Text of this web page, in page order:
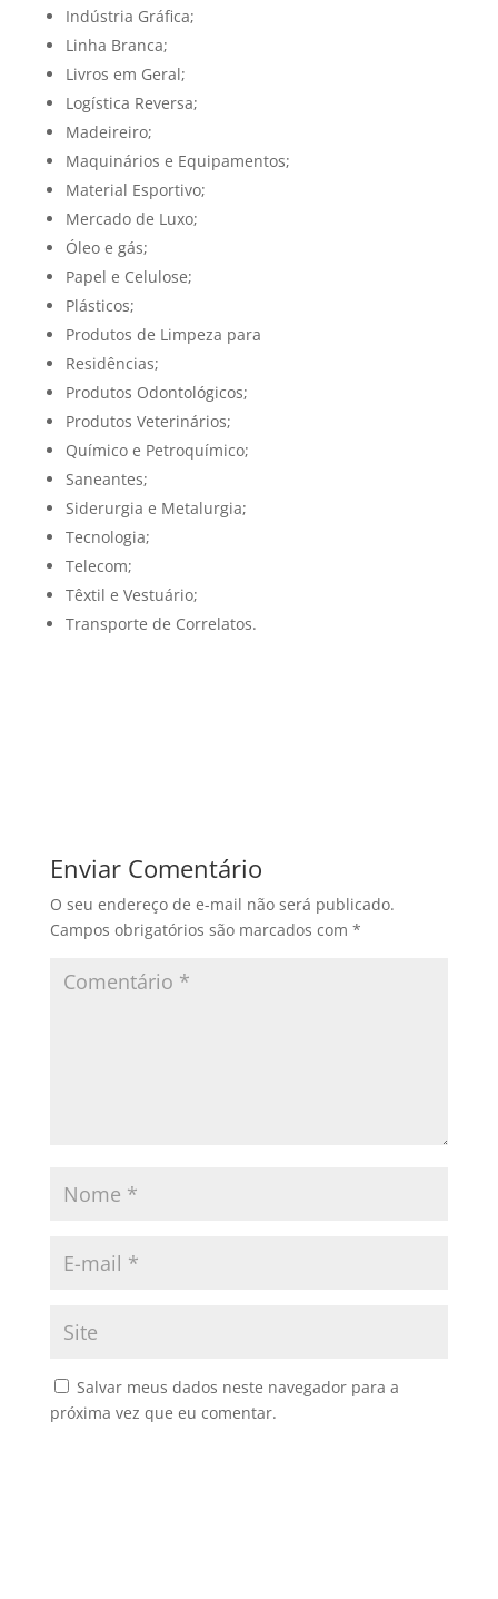
Indústria Gráfica;
Linha Branca;
Livros em Geral;
Logística Reversa;
Madeireiro;
Maquinários e Equipamentos;
Material Esportivo;
Mercado de Luxo;
Óleo e gás;
Papel e Celulose;
Plásticos;
Produtos de Limpeza para
Residências;
Produtos Odontológicos;
Produtos Veterinários;
Químico e Petroquímico;
Saneantes;
Siderurgia e Metalurgia;
Tecnologia;
Telecom;
Têxtil e Vestuário;
Transporte de Correlatos.
Enviar Comentário
O seu endereço de e-mail não será publicado.
Campos obrigatórios são marcados com *
Salvar meus dados neste navegador para a
próxima vez que eu comentar.